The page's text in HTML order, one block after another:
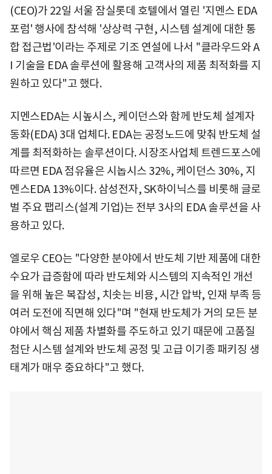
(CEO)가 22일 서울 잠실롯데 호텔에서 열린 '지멘스 EDA
포럼' 행사에 참석해 '상상력 구현, 시스템 설계에 대한 통
합 접근법'이라는 주제로 기조 연설에 나서 "클라우드와 A
I 기술을 EDA 솔루션에 활용해 고객사의 제품 최적화를 지
원하고 있다"고 했다.
지멘스EDA는 시높시스, 케이던스와 함께 반도체 설계자
동화(EDA) 3대 업체다. EDA는 공정노드에 맞춰 반도체 설
계를 최적화하는 솔루션이다. 시장조사업체 트렌드포스에
따르면 EDA 점유율은 시놉시스 32%, 케이던스 30%, 지
멘스EDA 13%이다. 삼성전자, SK하이닉스를 비롯해 글로
벌 주요 팹리스(설계 기업)는 전부 3사의 EDA 솔루션을 사
용하고 있다.
엘로우 CEO는 "다양한 분야에서 반도체 기반 제품에 대한
수요가 급증함에 따라 반도체와 시스템의 지속적인 개선
을 위해 높은 복잡성, 치솟는 비용, 시간 압박, 인재 부족 등
여러 도전에 직면해 있다"며 "현재 반도체가 거의 모든 분
야에서 핵심 제품 차별화를 주도하고 있기 때문에 고품질
첨단 시스템 설계와 반도체 공정 및 고급 이기종 패키징 생
태계가 매우 중요하다"고 했다.